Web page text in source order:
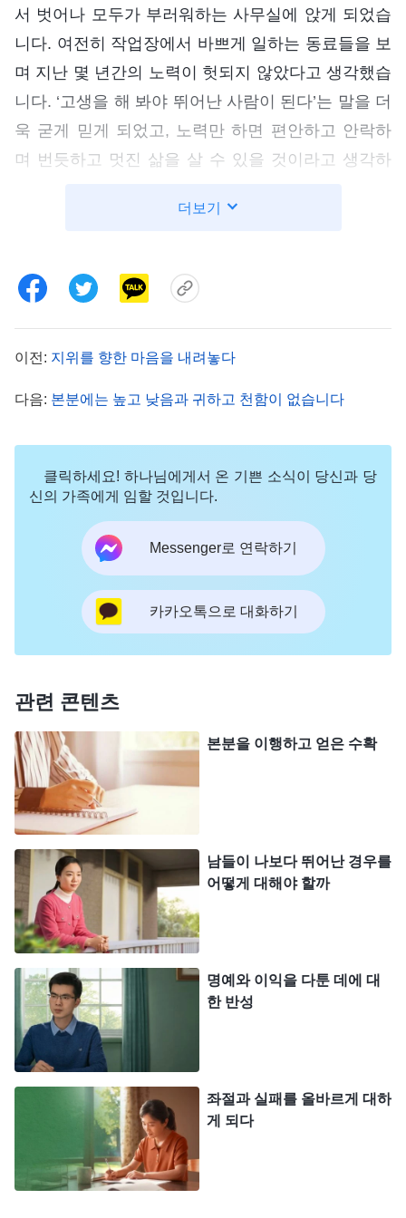
서 벗어나 모두가 부러워하는 사무실에 앉게 되었습
니다. 여전히 작업장에서 바쁘게 일하는 동료들을 보
며 지난 몇 년간의 노력이 헛되지 않았다고 생각했습
니다. ‘고생을 해 봐야 뛰어난 사람이 된다’는 말을 더
욱 굳게 믿게 되었고, 노력만 하면 편안하고 안락하
며 번듯하고 멋진 삶을 살 수 있을 것이라고 생각하
었습니다. 똑같은 일을 해도 제 월급이 가장 적었고,
할 때도 제 몫은 없을 것이었습니다. 게다가 언제든
다. 월급을 올리고 승진하려면 더 높은 직함을 따야
한 번도 접해 보지 못한 분야라 공부하기가 무척 어
려웠지만, 사무 부서에서 자리를 잡으려면 사활을 걸
어야 했습니다. 그때부터 저는 근무 시간을 제외한
모든 시간과 에너지를 공부에 쏟아부었고, 방해받지
않기 위해 마음을 굳게 먹고 한 살배기 아이를 부모
님께 맡기기까지 했습니다. 하지만 업무 스트레스와
했습니다. 동료들은 저를 비웃었고 남편도 그만 포기
공부하기 일쑤였습니다. 원래 갑상선 기능 장애를 앓
고 있어 장기간 약을 복용해야 했는데, 오랫동안 밤
샘 공부를 하다 보니 면역력이 더욱 떨어져 사나흘이
멀다 하고 링거를 맞아야 했습니다. 몸이 안 좋을 때
는 걷기만 해도 숨이 찼습니다. 하지만 ‘직함을 따지
못하면 월급을 올리고 승진할 기회가 없는데, 그러면
지난 몇 년간의 노력이 모두 수포로 돌아가는 것 아
니겠어? 앞으로 출세할 기회가 또 어디 있겠어?’라는
생각이 들어 저는 이를 악물고 버텼습니다. 3년간의
노력 끝에 저는 마침내 중급 직함을 취득했습니다.
그 ‘통행증’ 덕분에 저는 얼마 지나지 않아 중간 간부
로 승진했고 월급도 올랐습니다. 순식간에 노동자에
서 간부가 되자 제 가치와 지위가 모두 올라간 것 같
아 얼마나 자랑스러웠는지 모릅니다.
하지만 생각지도 못하게 좋은 시절은 오래가지 않
더보기
이전: 지위를 향한 마음을 내려놓다
다음: 본분에는 높고 낮음과 귀하고 천함이 없습니다
클릭하세요! 하나님에게서 온 기쁜 소식이 당신과 당
신의 가족에게 임할 것입니다.
Messenger로 연락하기
카카오톡으로 대화하기
관련 콘텐츠
본분을 이행하고 얻은 수확
남들이 나보다 뛰어난 경우를
어떻게 대해야 할까
명예와 이익을 다툰 데에 대
한 반성
좌절과 실패를 올바르게 대하
게 되다